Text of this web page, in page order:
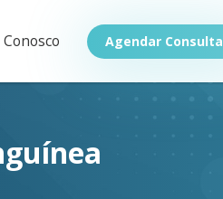
Conosco Agendar Consulta